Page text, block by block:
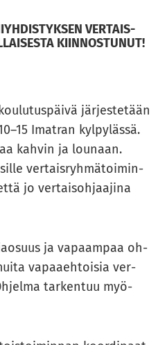
VER­TAIS­
KIIN­NOS­TU­NUT!
jär­jes­te­tään
Imat­ran kyl­py­läs­sä.
kah­vin ja lou­naan.
ver­tais­ryh­mä­toi­min­
jo ver­tai­soh­jaa­ji­na
ja va­paam­paa oh­
va­paa­eh­toi­sia ver­
tar­ken­tuu myö­